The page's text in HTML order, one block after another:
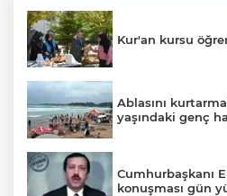
Kur'an kursu
Ablasını
yaşındaki genç
Cumhurbaşkanı
konuşması gün